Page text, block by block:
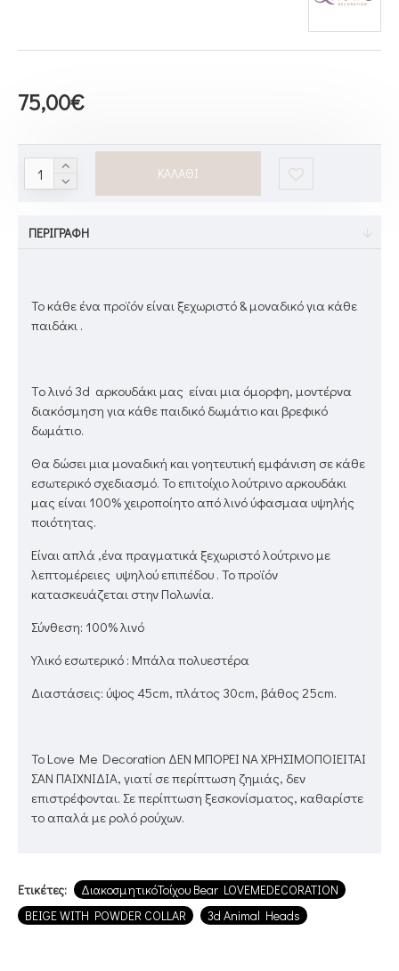
75,00€
ΚΑΛΆΘΙ
ΠΕΡΙΓΡΑΦΉ
Το κάθε ένα προϊόν είναι ξεχωριστό & μοναδικό για κάθε
παιδάκι .
Tο λινό 3d αρκουδάκι μας είναι μια όμορφη, μοντέρνα
διακόσμηση για κάθε παιδικό δωμάτιο και βρεφικό
δωμάτιο.
Θα δώσει μια μοναδική και γοητευτική εμφάνιση σε κάθε
εσωτερικό σχεδιασμό. Το επιτοίχιο λούτρινο αρκουδάκι
μας είναι 100% χειροποίητο από λινό ύφασμαα υψηλής
ποιότητας.
Είναι απλά ,ένα πραγματικά ξεχωριστό λούτρινο με
λεπτομέρειες υψηλού επιπέδου . Το προϊόν
κατασκευάζεται στην Πολωνία.
Σύνθεση: 100% λινό
Υλικό εσωτερικό : Μπάλα πολυεστέρα
Διαστάσεις: ύψος 45cm, πλάτος 30cm, βάθος 25cm.
Το Love Me Decoration ΔΕΝ ΜΠΟΡΕΙ ΝΑ ΧΡΗΣΙΜΟΠΟΙΕΙΤΑΙ
ΣΑΝ ΠΑΙΧΝΙΔΙΑ, γιατί σε περίπτωση ζημιάς, δεν
επιστρέφονται. Σε περίπτωση ξεσκονίσματος, καθαρίστε
το απαλά με ρολό ρούχων.
Ετικέτες:
ΔιακοσμητικόΤοίχου Bear LOVEMEDECORATION
BEIGE WITH POWDER COLLAR
3d Animal Heads